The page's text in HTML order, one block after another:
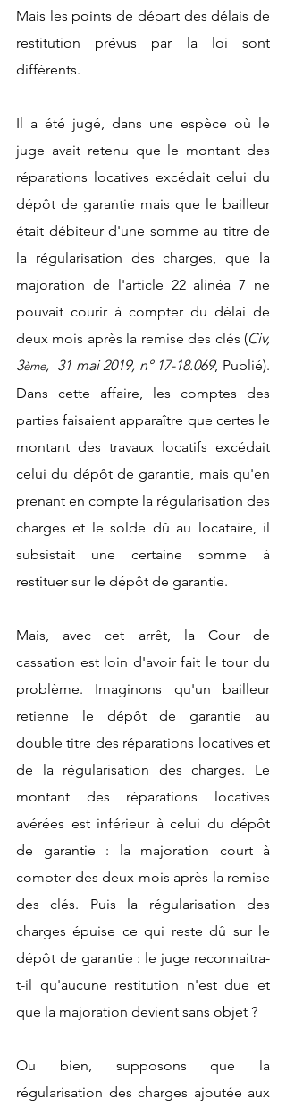
Mais les points de départ des délais de
restitution prévus par la loi sont
différents.
Il a été jugé, dans une espèce où le
juge avait retenu que le montant des
réparations locatives excédait celui du
dépôt de garantie mais que le bailleur
était débiteur d'une somme au titre de
la régularisation des charges, que la
majoration de l'article 22 alinéa 7 ne
pouvait courir à compter du délai de
deux mois après la remise des clés (Civ,
3ème,  31 mai 2019, n° 17-18.069, Publié).
Dans cette affaire, les comptes des
parties faisaient apparaître que certes le
montant des travaux locatifs excédait
celui du dépôt de garantie, mais qu'en
prenant en compte la régularisation des
charges et le solde dû au locataire, il
subsistait une certaine somme à
restituer sur le dépôt de garantie.
Mais, avec cet arrêt, la Cour de
cassation est loin d'avoir fait le tour du
problème. Imaginons qu'un bailleur
retienne le dépôt de garantie au
double titre des réparations locatives et
de la régularisation des charges. Le
montant des réparations locatives
avérées est inférieur à celui du dépôt
de garantie : la majoration court à
compter des deux mois après la remise
des clés. Puis la régularisation des
charges épuise ce qui reste dû sur le
dépôt de garantie : le juge reconnaitra-
t-il qu'aucune restitution n'est due et
que la majoration devient sans objet ?
Ou bien, supposons que la
régularisation des charges ajoutée aux